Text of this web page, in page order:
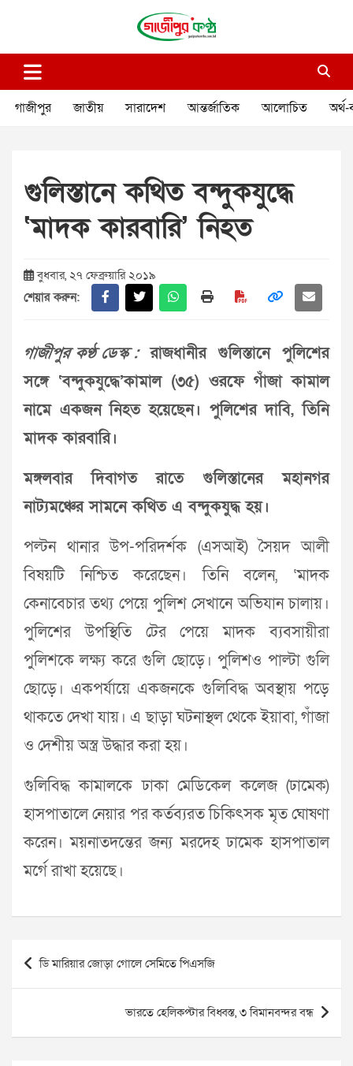
গাজীপুর কণ্ঠ
গাজীপুর জাতীয় সারাদেশ আন্তর্জাতিক আলোচিত অর্থ-
গুলিস্তানে কথিত বন্দুকযুদ্ধে
‘মাদক কারবারি’ নিহত
বুধবার, ২৭ ফেব্রুয়ারি ২০১৯
শেয়ার করুন:
গাজীপুর কণ্ঠ ডেস্ক :রাজধানীর গুলিস্তানে পুলিশের
সঙ্গে ‘বন্দুকযুদ্ধে’কামাল (৩৫) ওরফে গাঁজা কামাল
নামে একজন নিহত হয়েছেন। পুলিশের দাবি, তিনি
মাদক কারবারি।
মঙ্গলবার দিবাগত রাতে গুলিস্তানের মহানগর
নাট্যমঞ্চের সামনে কথিত এ বন্দুকযুদ্ধ হয়।
পল্টন থানার উপ-পরিদর্শক (এসআই) সৈয়দ আলী
বিষয়টি নিশ্চিত করেছেন। তিনি বলেন, ‘মাদক
কেনাবেচার তথ্য পেয়ে পুলিশ সেখানে অভিযান চালায়।
পুলিশের উপস্থিতি টের পেয়ে মাদক ব্যবসায়ীরা
পুলিশকে লক্ষ্য করে গুলি ছোড়ে। পুলিশও পাল্টা গুলি
ছোড়ে। একপর্যায়ে একজনকে গুলিবিদ্ধ অবস্থায় পড়ে
থাকতে দেখা যায়। এ ছাড়া ঘটনাস্থল থেকে ইয়াবা, গাঁজা
ও দেশীয় অস্ত্র উদ্ধার করা হয়।
গুলিবিদ্ধ কামালকে ঢাকা মেডিকেল কলেজ (ঢামেক)
হাসপাতালে নেয়ার পর কর্তব্যরত চিকিৎসক মৃত ঘোষণা
করেন। ময়নাতদন্তের জন্য মরদেহ ঢামেক হাসপাতাল
মর্গে রাখা হয়েছে।
Post
navigation
ডি মারিয়ার জোড়া গোলে সেমিতে পিএসজি
ভারতে হেলিকপ্টার বিধ্বস্ত, ৩ বিমানবন্দর বন্ধ